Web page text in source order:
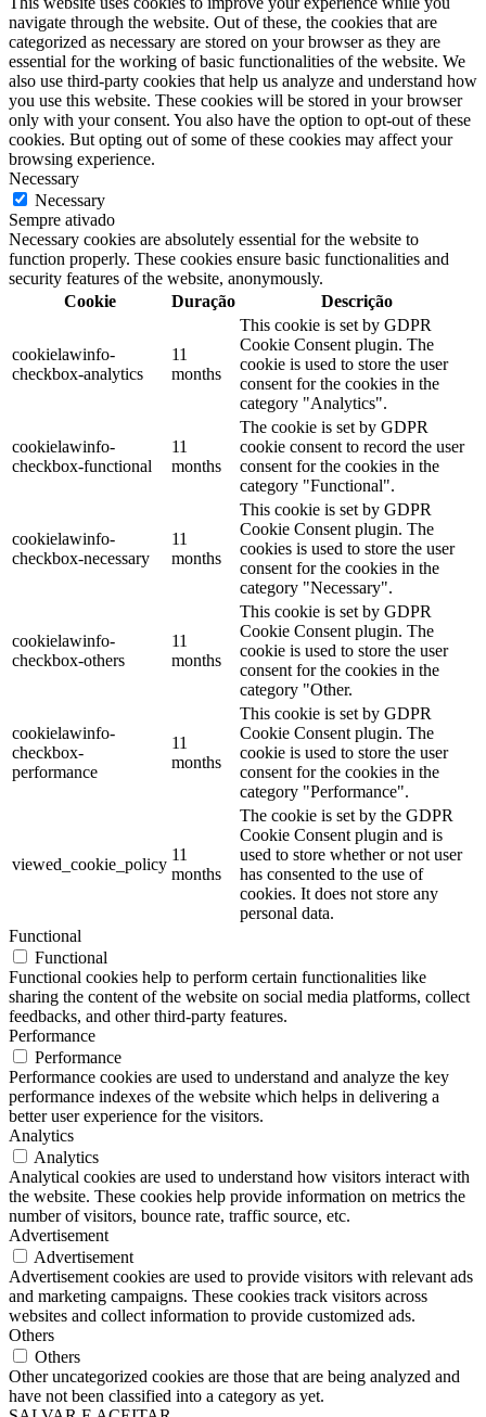
navigate through the website. Out of these, the cookies that are
categorized as necessary are stored on your browser as they are
essential for the working of basic functionalities of the website. We
also use third-party cookies that help us analyze and understand how
you use this website. These cookies will be stored in your browser
only with your consent. You also have the option to opt-out of these
cookies. But opting out of some of these cookies may affect your
browsing experience.
Necessary
Necessary
Sempre ativado
Necessary cookies are absolutely essential for the website to
function properly. These cookies ensure basic functionalities and
security features of the website, anonymously.
Cookie
Duração Descrição
cookielawinfo-
checkbox-analytics
11
months
This cookie is set by GDPR
Cookie Consent plugin. The
cookie is used to store the user
consent for the cookies in the
category "Analytics".
cookielawinfo-
checkbox-functional
11
months
The cookie is set by GDPR
cookie consent to record the user
consent for the cookies in the
category "Functional".
cookielawinfo-
checkbox-necessary
11
months
This cookie is set by GDPR
Cookie Consent plugin. The
cookies is used to store the user
consent for the cookies in the
category "Necessary".
cookielawinfo-
checkbox-others
11
months
This cookie is set by GDPR
Cookie Consent plugin. The
cookie is used to store the user
consent for the cookies in the
category "Other.
cookielawinfo-
checkbox-
performance
11
months
This cookie is set by GDPR
Cookie Consent plugin. The
cookie is used to store the user
consent for the cookies in the
category "Performance".
viewed_cookie_policy
11
months
The cookie is set by the GDPR
Cookie Consent plugin and is
used to store whether or not user
has consented to the use of
cookies. It does not store any
personal data.
Functional
Functional
Functional cookies help to perform certain functionalities like
sharing the content of the website on social media platforms, collect
feedbacks, and other third-party features.
Performance
Performance
Performance cookies are used to understand and analyze the key
performance indexes of the website which helps in delivering a
better user experience for the visitors.
Analytics
Analytics
Analytical cookies are used to understand how visitors interact with
the website. These cookies help provide information on metrics the
number of visitors, bounce rate, traffic source, etc.
Advertisement
Advertisement
Advertisement cookies are used to provide visitors with relevant ads
and marketing campaigns. These cookies track visitors across
websites and collect information to provide customized ads.
Others
Others
Other uncategorized cookies are those that are being analyzed and
have not been classified into a category as yet.